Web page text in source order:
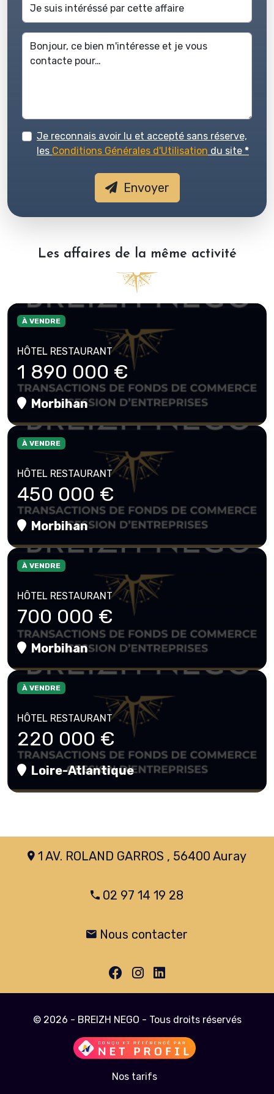
Je reconnais avoir lu et accepté sans réserve,
les Conditions Générales d'Utilisation du site *
Envoyer
Les affaires de la même activité
À VENDRE
HÔTEL RESTAURANT
1 890 000 €
Morbihan
À VENDRE
HÔTEL RESTAURANT
450 000 €
Morbihan
À VENDRE
HÔTEL RESTAURANT
700 000 €
Morbihan
À VENDRE
HÔTEL RESTAURANT
220 000 €
Loire-Atlantique
1 AV. ROLAND GARROS , 56400 Auray
02 97 14 19 28
Nous contacter
© 2026 - BREIZH NEGO - Tous droits réservés
Nos tarifs